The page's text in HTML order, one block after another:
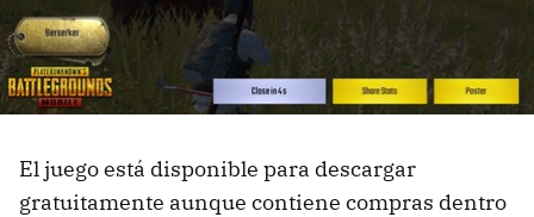
El juego está disponible para descargar
gratuitamente aunque contiene compras dentro